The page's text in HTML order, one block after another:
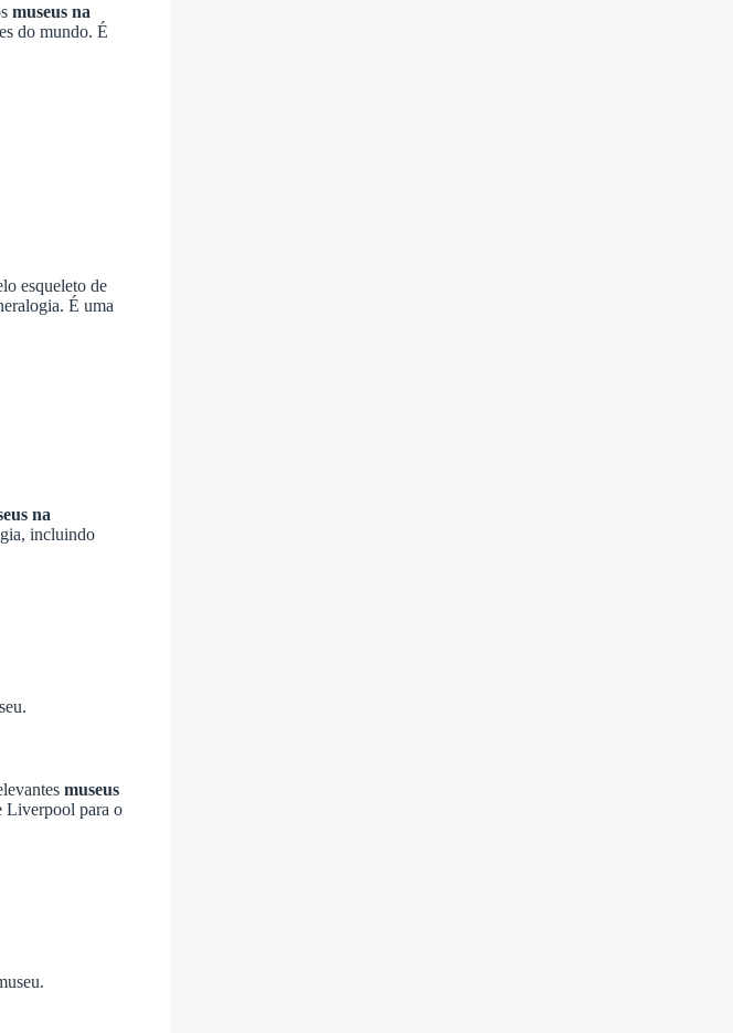
museus na
do mundo. É
esqueleto de
É uma
na
incluindo
museus
Liverpool para o